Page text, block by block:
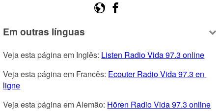
Em outras línguas
Veja esta página em Inglês: Listen Radio Vida 97.3 online
Veja esta página em Francês: Ecouter Radio Vida 97.3 en
ligne
Veja esta página em Alemão: Hören Radio Vida 97.3 online